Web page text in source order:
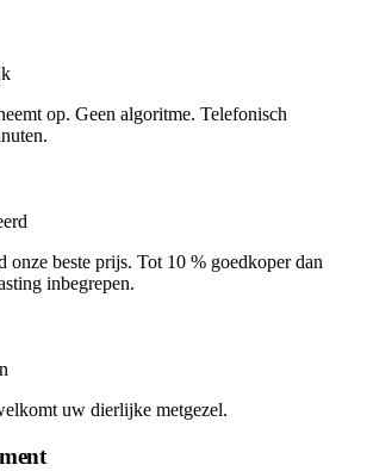
op. Geen algoritme. Telefonisch
onze beste prijs. Tot 10 % goedkoper dan
inbegrepen.
uw dierlijke metgezel.